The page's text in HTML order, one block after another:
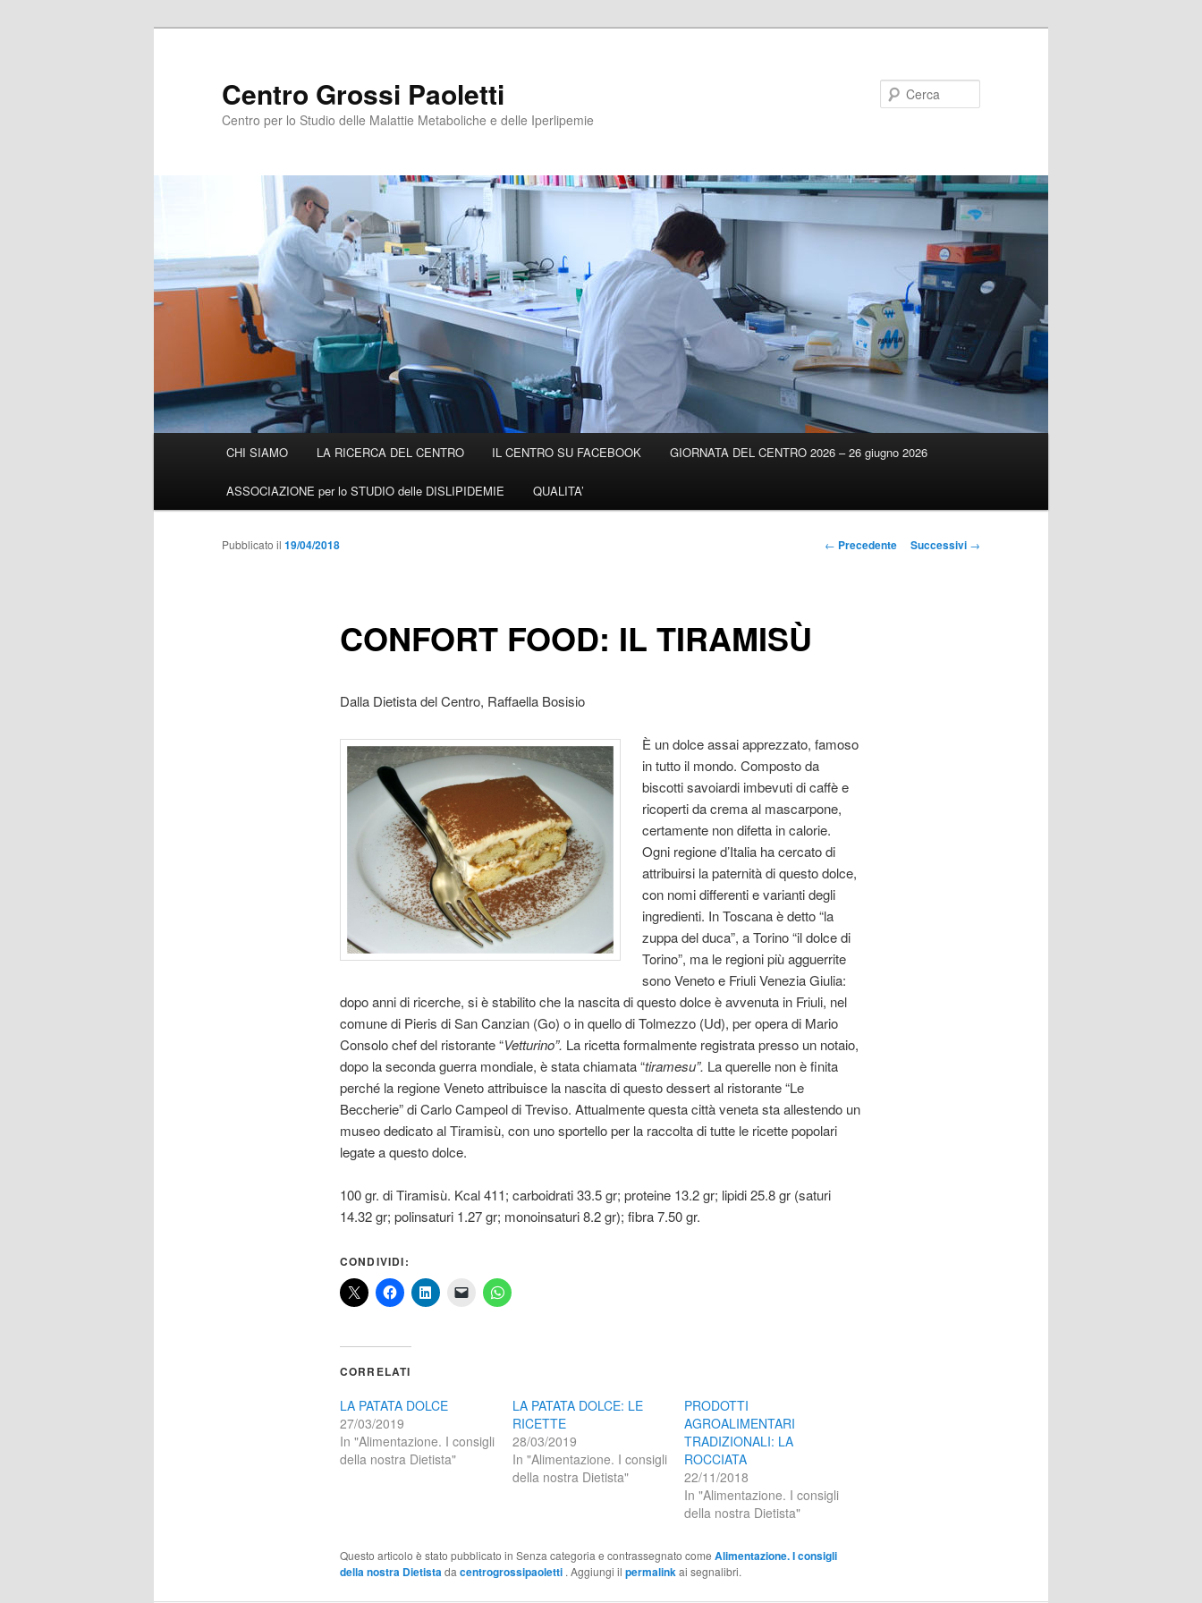
Centro Grossi Paoletti
Centro per lo Studio delle Malattie Metaboliche e delle Iperlipemie
Vai
al
contenuto
CHI SIAMO LA RICERCA DEL CENTRO IL CENTRO SU FACEBOOK GIORNATA DEL CENTRO 2026 – 26 giugno 2026
ASSOCIAZIONE per lo STUDIO delle DISLIPIDEMIE QUALITA’
Navigazione
← Precedente Successivi →
CONFORT FOOD: IL TIRAMISÙ
Pubblicato il 19/04/2018
Dalla Dietista del Centro, Raffaella Bosisio
È un dolce assai apprezzato, famoso
in tutto il mondo. Composto da
biscotti savoiardi imbevuti di caffè e
ricoperti da crema al mascarpone,
certamente non difetta in calorie.
Ogni regione d’Italia ha cercato di
attribuirsi la paternità di questo dolce,
con nomi differenti e varianti degli
ingredienti. In Toscana è detto “la
zuppa del duca”, a Torino “il dolce di
Torino”, ma le regioni più agguerrite
sono Veneto e Friuli Venezia Giulia:
dopo anni di ricerche, si è stabilito che la nascita di questo dolce è avvenuta in Friuli, nel
comune di Pieris di San Canzian (Go) o in quello di Tolmezzo (Ud), per opera di Mario
Consolo chef del ristorante “Vetturino”. La ricetta formalmente registrata presso un notaio,
dopo la seconda guerra mondiale, è stata chiamata “tiramesu”. La querelle non è finita
perché la regione Veneto attribuisce la nascita di questo dessert al ristorante “Le
Beccherie” di Carlo Campeol di Treviso. Attualmente questa città veneta sta allestendo un
museo dedicato al Tiramisù, con uno sportello per la raccolta di tutte le ricette popolari
legate a questo dolce.
100 gr. di Tiramisù. Kcal 411; carboidrati 33.5 gr; proteine 13.2 gr; lipidi 25.8 gr (saturi
14.32 gr; polinsaturi 1.27 gr; monoinsaturi 8.2 gr); fibra 7.50 gr.
CONDIVIDI:
CORRELATI
LA PATATA DOLCE
27/03/2019
In "Alimentazione. I consigli
della nostra Dietista"
LA PATATA DOLCE: LE
RICETTE
28/03/2019
In "Alimentazione. I consigli
della nostra Dietista"
PRODOTTI
AGROALIMENTARI
TRADIZIONALI: LA
ROCCIATA
22/11/2018
In "Alimentazione. I consigli
della nostra Dietista"
Questo articolo è stato pubblicato in Senza categoria e contrassegnato come Alimentazione. I consigli
della nostra Dietistada centrogrossipaoletti . Aggiungi il permalinkai segnalibri.